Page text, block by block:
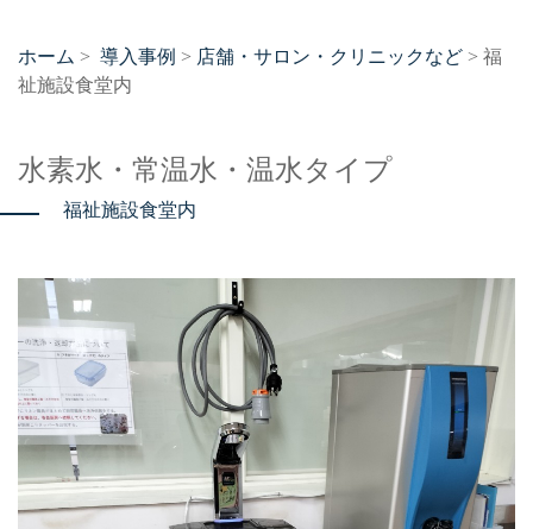
拠点・パートナー紹介
PSJシリーズ
PSJ-H2
PSJ-BASIC
ADXシリーズ / ADX
PSJ PROFESSIONAL
PSJ SEPARATE TYPE
ホーム > 導入事例 > 店舗・サロン・クリニックなど > 福
祉施設食堂内
水素水・常温水・温水タイプ
福祉施設食堂内